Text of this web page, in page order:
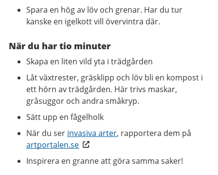
Spara en hög av löv och grenar. Har du tur
kanske en igelkott vill övervintra där.
När du har tio minuter
Skapa en liten vild yta i trädgården
Låt växtrester, gräsklipp och löv bli en kompost i
ett hörn av trädgården. Här trivs maskar,
gråsuggor och andra småkryp.
Sätt upp en fågelholk
När du ser invasiva arter, rapportera dem på
artportalen.se
Inspirera en granne att göra samma saker!